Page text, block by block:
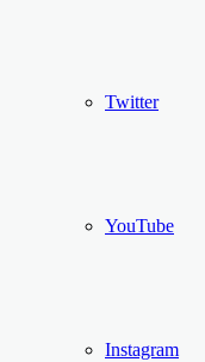
Twitter
YouTube
Instagram